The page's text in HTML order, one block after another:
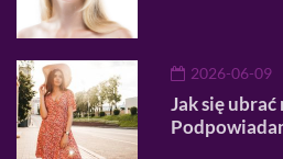
2026-06-09
Jak się ubrać